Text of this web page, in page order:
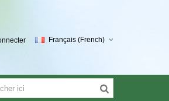
Français (French)